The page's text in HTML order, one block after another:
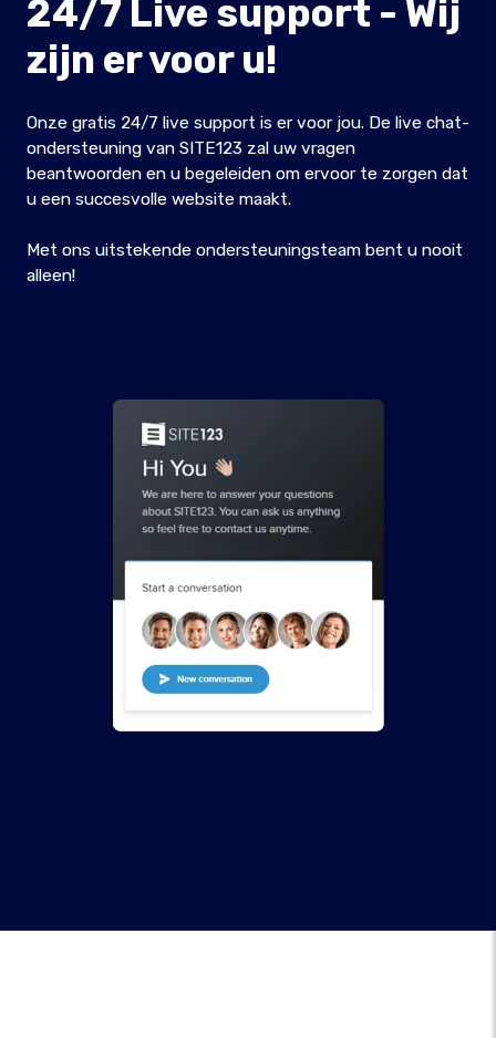
24/7 Live support - Wij
zijn er voor u!
Onze gratis 24/7 live support is er voor jou. De live chat-
ondersteuning van SITE123 zal uw vragen
beantwoorden en u begeleiden om ervoor te zorgen dat
u een succesvolle website maakt.
Met ons uitstekende ondersteuningsteam bent u nooit
alleen!